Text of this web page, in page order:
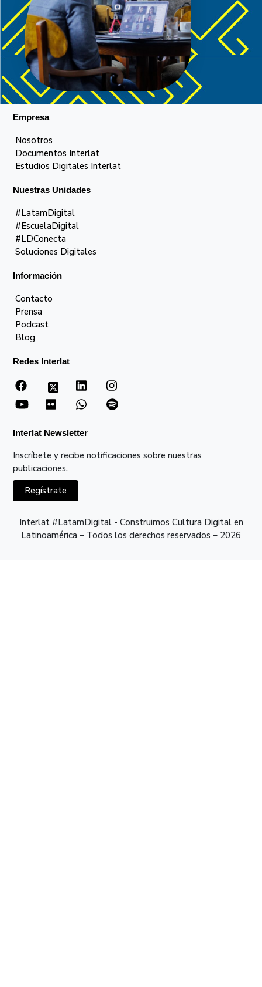
Empresa
Nosotros
Documentos Interlat
Estudios Digitales Interlat
Nuestras Unidades
#LatamDigital
#EscuelaDigital
#LDConecta
Soluciones Digitales
Información
Contacto
Prensa
Podcast
Blog
Redes Interlat
Interlat Newsletter
Inscríbete y recibe notificaciones sobre nuestras
publicaciones.
Regístrate
Interlat #LatamDigital - Construimos Cultura Digital en
Latinoamérica – Todos los derechos reservados – 2026